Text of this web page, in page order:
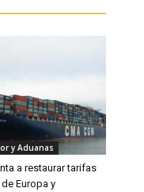
y Aduanas
a restaurar tarifas
Europa y